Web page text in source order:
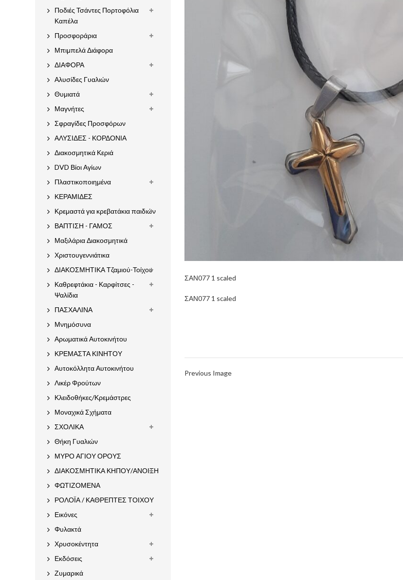
ΣΑΝ077 1 scaled
ΣΑΝ077 1 scaled
Previous Image
Ποδιές Τσάντες Πορτοφόλια
Καπέλα
Προσφοράρια
Μπιμπελά Διάφορα
ΔΙΑΦΟΡΑ
Αλυσίδες Γυαλιών
Θυμιατά
Μαγνήτες
Σφραγίδες Προσφόρων
ΑΛΥΣΙΔΕΣ - ΚΟΡΔΟΝΙΑ
Διακοσμητικά Κεριά
DVD Βίοι Αγίων
Πλαστικοποιημένα
ΚΕΡΑΜΙΔΕΣ
Κρεμαστά για κρεβατάκια παιδιών
ΒΑΠΤΙΣΗ - ΓΑΜΟΣ
Μαξιλάρια Διακοσμητικά
Χριστουγεννιάτικα
ΔΙΑΚΟΣΜΗΤΙΚΑ Τζαμιού-Τοίχου
Καθρεφτάκια - Καρφίτσες -
Ψαλίδια
ΠΑΣΧΑΛΙΝΑ
Μνημόσυνα
Αρωματικά Αυτοκινήτου
ΚΡΕΜΑΣΤΑ ΚΙΝΗΤΟΥ
Αυτοκόλλητα Αυτοκινήτου
Λικέρ Φρούτων
Κλειδοθήκες/Κρεμάστρες
Μοναχικά Σχήματα
ΣΧΟΛΙΚΑ
Θήκη Γυαλιών
ΜΥΡΟ ΑΓΙΟΥ ΟΡΟΥΣ
ΔΙΑΚΟΣΜΗΤΙΚΑ ΚΗΠΟΥ/ΑΝΟΙΞΗ
ΦΩΤΙΖΟΜΕΝΑ
ΡΟΛΟΪΑ / ΚΑΘΡΕΠΤΕΣ ΤΟΙΧΟΥ
Εικόνες
Φυλακτά
Χρυσοκέντητα
Εκδόσεις
Ζυμαρικά